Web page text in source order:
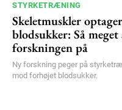
STYRKETRÆNING
Skeletmuskler
blodsukker: Så
forskningen på
Ny forskning peger på
mod forhøjet blodsukker.